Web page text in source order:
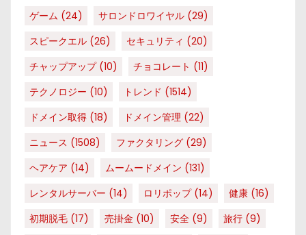
ゲーム (24) サロンドロワイヤル (29)
スピークエル (26) セキュリティ (20)
チャップアップ(10) チョコレート (11)
テクノロジー (10) トレンド (1514)
ドメイン取得 (18) ドメイン管理 (22)
ニュース (1508) ファクタリング (29)
ヘアケア (14) ムームードメイン (131)
レンタルサーバー (14) ロリポップ(14) 健康 (16)
初期脱毛 (17) 売掛金 (10) 安全 (9) 旅行 (9)